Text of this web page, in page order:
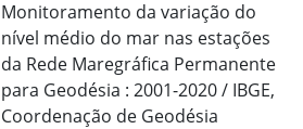
Monitoramento da variação do
nível médio do mar nas estações
da Rede Maregráfica Permanente
para Geodésia : 2001-2020 / IBGE,
Coordenação de Geodésia